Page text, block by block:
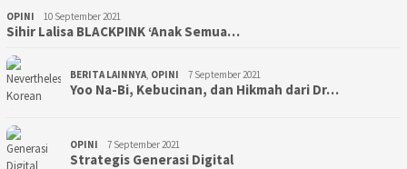
OPINI 10 September 2021
Sihir Lalisa BLACKPINK ‘Anak Semua…
BERITA LAINNYA, OPINI 7 September 2021
Yoo Na-Bi, Kebucinan, dan Hikmah dari Dr…
OPINI 7 September 2021
Strategis Generasi Digital